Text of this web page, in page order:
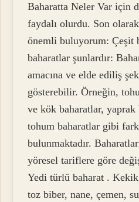
Baharatta Neler Var için
faydalı olurdu. Son olarak
önemli buluyorum: Çeşit
baharatlar şunlardır:
amacına ve elde ediliş
gösterebilir. Örneğin,
ve kök baharatlar,
tohum baharatlar gibi
bulunmaktadır.
yöresel tariflere göre
Yedi türlü baharat .
toz biber, nane, çemen,